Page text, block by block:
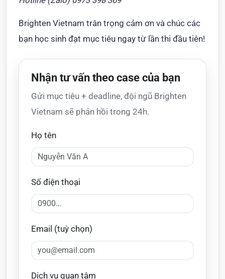
Brighten Vietnam trân trọng cảm ơn và chúc các
bạn học sinh đạt mục tiêu ngay từ lần thi đầu tiên!
Nhận tư vấn theo case của bạn
Gửi mục tiêu + deadline, đội ngũ Brighten
Vietnam sẽ phản hồi trong 24h.
Họ tên
Số điện thoại
Email (tuỳ chọn)
Dịch vụ quan tâm